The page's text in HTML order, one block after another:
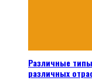
Различные
различных